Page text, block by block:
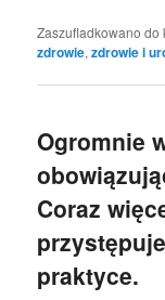
Zaszufladkowano do
zdrowie,zdrowie i
Ogromnie
Coraz
praktyce.